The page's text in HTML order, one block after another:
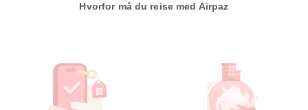
Hvorfor må du reise med Airpaz